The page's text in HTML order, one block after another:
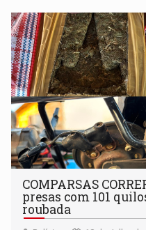
COMPARSAS
presas com 101
roubada